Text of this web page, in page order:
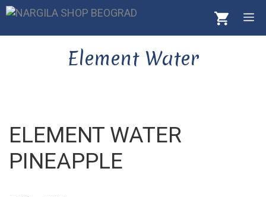
Skip
content
Element Water
ELEMENT WATER
PINEAPPLE